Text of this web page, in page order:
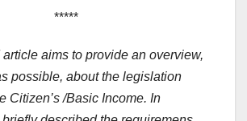
*****
aims to provide an overview,
possible, about the legislation
Citizen’s /Basic Income. In